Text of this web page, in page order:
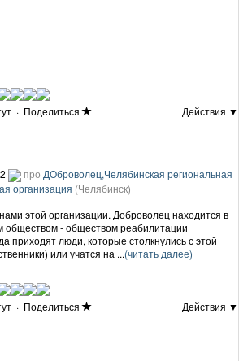
· Поделиться
Действия ▼
про ДОброволец,Челябинская региональная
организация (Челябинск)
этой организации. Доброволец находится в
обществом - обществом реабилитации
приходят люди, которые столкнулись с этой
или учатся на ...(читать далее)
· Поделиться
Действия ▼